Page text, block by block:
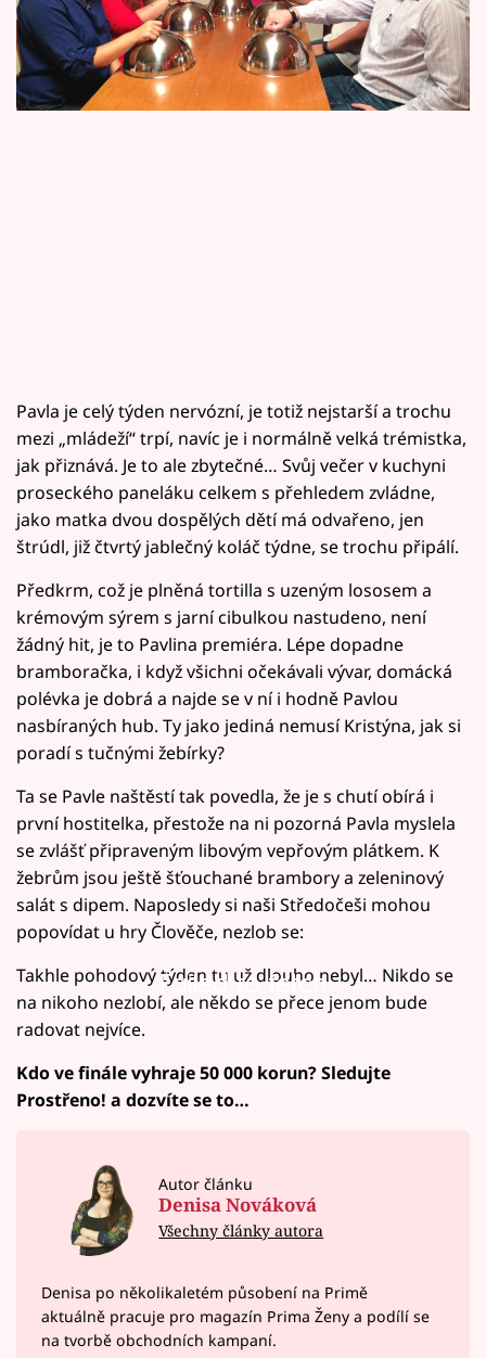
Sledujte prima+
Filmový festival Karlovy Vary
tohoto týdne, v pátek v 17.50 na Primě.
Pavla je celý týden nervózní, je totiž nejstarší a trochu
mezi „mládeží“ trpí, navíc je i normálně velká trémistka,
jak přiznává. Je to ale zbytečné… Svůj večer v kuchyni
proseckého paneláku celkem s přehledem zvládne,
jako matka dvou dospělých dětí má odvařeno, jen
štrúdl, již čtvrtý jablečný koláč týdne, se trochu připálí.
Předkrm, což je plněná tortilla s uzeným lososem a
krémovým sýrem s jarní cibulkou nastudeno, není
žádný hit, je to Pavlina premiéra. Lépe dopadne
bramboračka, i když všichni očekávali vývar, domácká
polévka je dobrá a najde se v ní i hodně Pavlou
nasbíraných hub. Ty jako jediná nemusí Kristýna, jak si
poradí s tučnými žebírky?
Ta se Pavle naštěstí tak povedla, že je s chutí obírá i
první hostitelka, přestože na ni pozorná Pavla myslela
se zvlášť připraveným libovým vepřovým plátkem. K
žebrům jsou ještě šťouchané brambory a zeleninový
salát s dipem. Naposledy si naši Středočeši mohou
popovídat u hry Člověče, nezlob se:
Failed to fetch
Takhle pohodový týden tu už dlouho nebyl… Nikdo se
na nikoho nezlobí, ale někdo se přece jenom bude
radovat nejvíce.
Kdo ve finále vyhraje 50 000 korun? Sledujte
Prostřeno! a dozvíte se to…
Autor článku
Denisa Nováková
Všechny články autora
Denisa po několikaletém působení na Primě
aktuálně pracuje pro magazín Prima Ženy a podílí se
na tvorbě obchodních kampaní.